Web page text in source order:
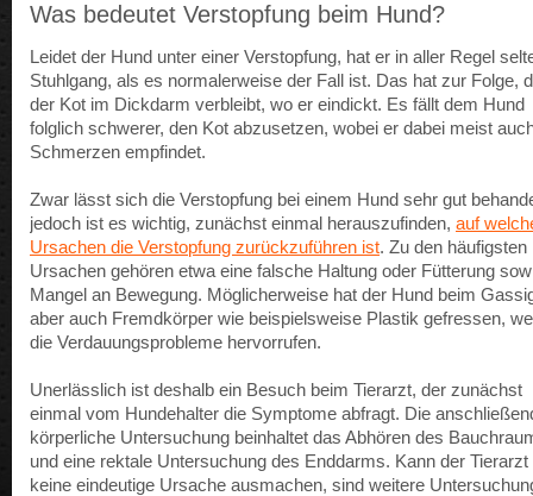
Was bedeutet Verstopfung beim Hund?
Leidet der Hund unter einer Verstopfung, hat er in aller Regel
Stuhlgang, als es normalerweise der Fall ist. Das hat zur Folge,
der Kot im Dickdarm verbleibt, wo er eindickt. Es fällt dem Hund
folglich schwerer, den Kot abzusetzen, wobei er dabei meist
Schmerzen empfindet.
Zwar lässt sich die Verstopfung bei einem Hund sehr gut
jedoch ist es wichtig, zunächst einmal herauszufinden, auf
Ursachen die Verstopfung zurückzuführen ist. Zu den häufigsten
Ursachen gehören etwa eine falsche Haltung oder Fütterung
Mangel an Bewegung. Möglicherweise hat der Hund beim
aber auch Fremdkörper wie beispielsweise Plastik gefressen,
die Verdauungsprobleme hervorrufen.
Unerlässlich ist deshalb ein Besuch beim Tierarzt, der zunächst
einmal vom Hundehalter die Symptome abfragt. Die
körperliche Untersuchung beinhaltet das Abhören des
und eine rektale Untersuchung des Enddarms. Kann der Tierarzt
keine eindeutige Ursache ausmachen, sind weitere